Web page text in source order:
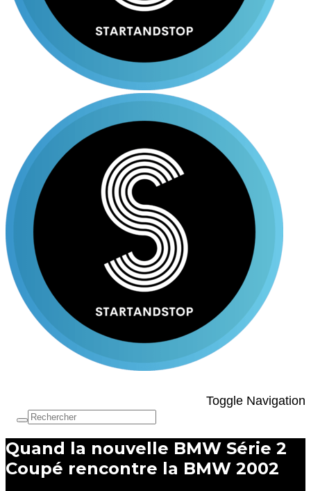
Toggle Navigation
Quand la nouvelle BMW Série 2
Coupé rencontre la BMW 2002